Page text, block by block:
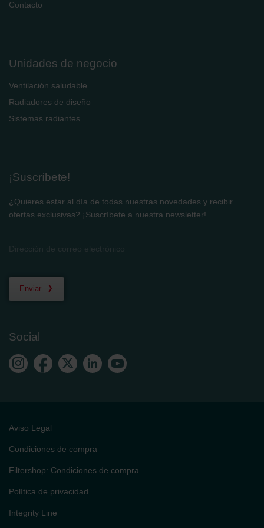
Contacto
Unidades de negocio
Ventilación saludable
Radiadores de diseño
Sistemas radiantes
¡Suscríbete!
¿Quieres estar al día de todas nuestras novedades y recibir
ofertas exclusivas? ¡Suscríbete a nuestra newsletter!
Enviar
Social
Aviso Legal
Condiciones de compra
Filtershop: Condiciones de compra
Política de privacidad
Integrity Line